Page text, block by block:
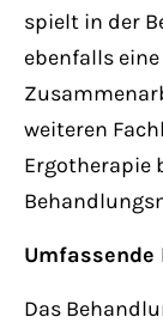
spielt in der
ebenfalls
weiteren
Ergotherapie
Umfassende
Das